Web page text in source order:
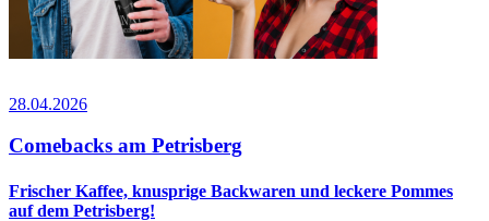
28.04.2026
Comebacks am Petrisberg
Frischer Kaffee, knusprige Backwaren und leckere Pommes
auf dem Petrisberg!